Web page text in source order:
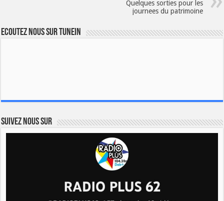
Quelques sorties pour les
journees du patrimoine
Ecoutez nous sur TuneIn
Suivez nous sur